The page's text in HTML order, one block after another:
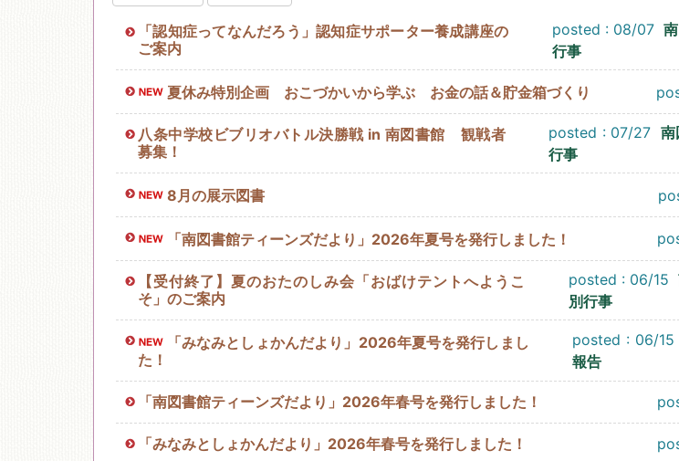
山科図書館 下京図書館
久世ふれあいセンター図
書館
西京図書館
醍醐図書館 久我のもり図書館
移動図書館
「認知症ってなんだろう」認知症サポーター養成講座の
ご案内
posted : 08/07
行事
夏休み特別企画 おこづかいから学ぶ お金の話＆貯金箱づくり
八条中学校ビブリオバトル決勝戦 in 南図書館 観戦者
募集！
posted : 07/27 南
行事
8月の展示図書
「南図書館ティーンズだより」2026年夏号を発行しました！
【受付終了】夏のおたのしみ会「おばけテントへようこ
そ」のご案内
posted : 06/15
別行事
「みなみとしょかんだより」2026年夏号を発行しまし
た！
posted : 06/15
報告
「南図書館ティーンズだより」2026年春号を発行しました！
「みなみとしょかんだより」2026年春号を発行しました！